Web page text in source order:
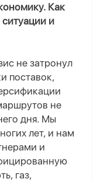
Как
и
не затронул
поставок,
не
дня. Мы
лет, и нам
и
газ,